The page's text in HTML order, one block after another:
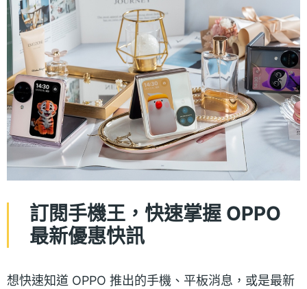
訂閱手機王，快速掌握 OPPO
最新優惠快訊
想快速知道 OPPO 推出的手機、平板消息，或是最新